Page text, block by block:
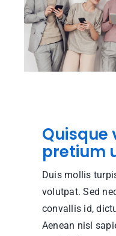
Quisque
pretium
Duis mollis
volutpat. Sed
convallis id,
Aenean nisl